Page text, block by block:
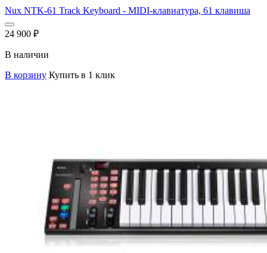
Nux NTK-61 Track Keyboard - MIDI-клавиатура, 61 клавиша
24 900 ₽
В наличии
В корзину Купить в 1 клик